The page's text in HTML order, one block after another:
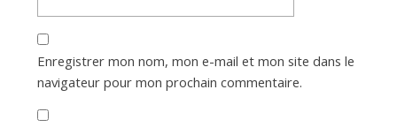
Enregistrer mon nom, mon e-mail et mon site dans le
navigateur pour mon prochain commentaire.